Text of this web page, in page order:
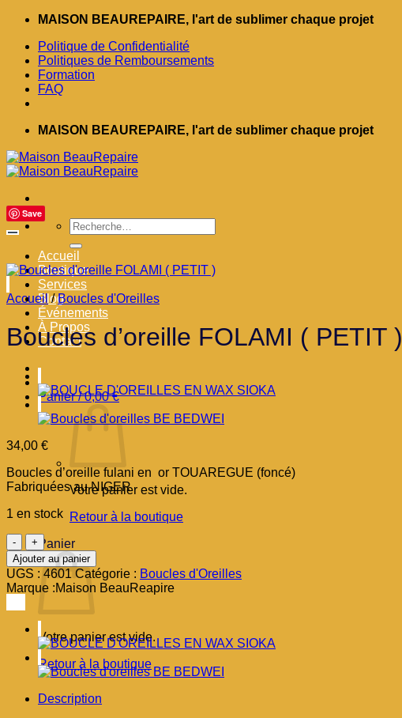
Passer
contenu
MAISON BEAUREPAIRE, l'art de sublimer chaque projet
Politique de Confidentialité
Politiques de Remboursements
Formation
FAQ
MAISON BEAUREPAIRE, l'art de sublimer chaque projet
Recherche
pour :
Accueil
Boutique
Services
Blog
Événements
À Propos
Contact
Panier /0,00€
Votre panier est vide.
Retour à la boutique
Panier
Votre panier est vide.
Retour à la boutique
Save
Accueil / Boucles d'Oreilles
Boucles d’oreille FOLAMI ( PETIT )
34,00 €
Boucles d’oreille fulani en or TOUAREGUE (foncé)
Fabriquées au NIGER
1 en stock
quantité
de
Boucles
d'oreille
FOLAMI
(
PETIT
Ajouter au panier
UGS : 4601 Catégorie : Boucles d'Oreilles
Marque :Maison BeauReapire
Description